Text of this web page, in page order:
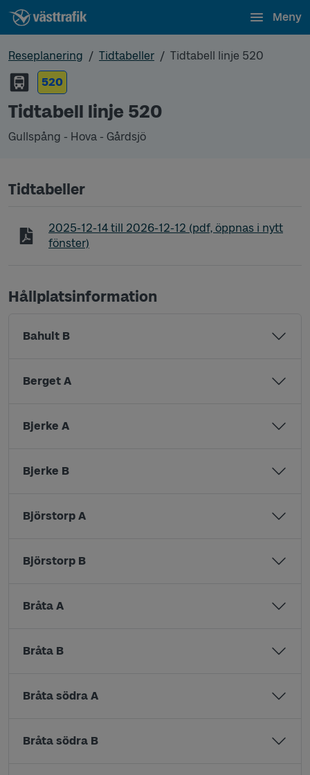
Meny
Reseplanering Tidtabeller
Tidtabell linje 520
520
Tidtabell linje 520
Gullspång - Hova - Gårdsjö
Tidtabeller
Tidtabell linje 520 Gullspång - Hova - Gårdsjö
2025-12-14 till 2026-12-12 (pdf, öppnas i nytt
fönster)
Hållplatsinformation
Bahult B
Berget A
Bjerke A
Bjerke B
Björstorp A
Björstorp B
Bråta A
Bråta B
Bråta södra A
Bråta södra B